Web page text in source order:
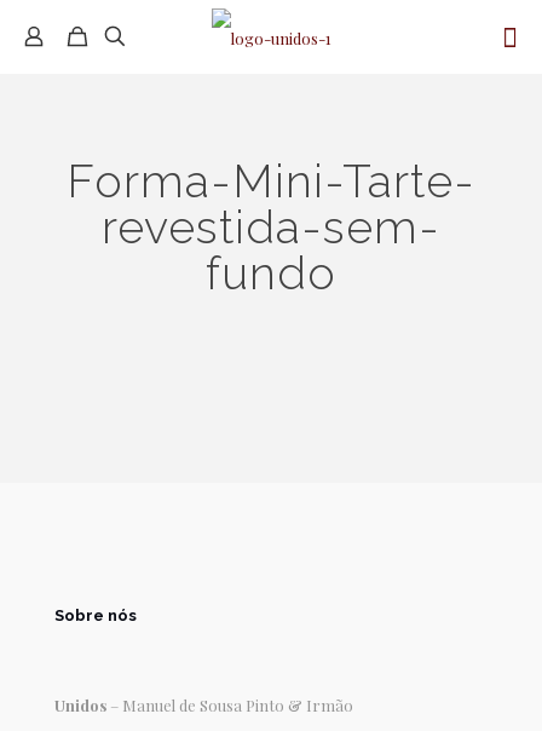
Forma-Mini-Tarte-
revestida-sem-
fundo
Sobre nós
Unidos – Manuel de Sousa Pinto & Irmão